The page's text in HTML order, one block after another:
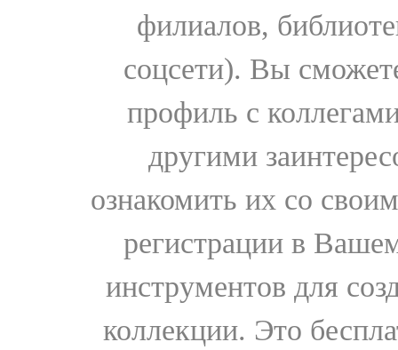
филиалов,
соцсети). Вы
профиль с
другими
ознакомить их со
регистрации в
инструментов для
коллекции. Это